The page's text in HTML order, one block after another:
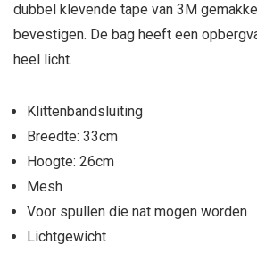
dubbel klevende tape van 3M
bevestigen. De bag heeft een
heel licht.
Klittenbandsluiting
Breedte: 33cm
Hoogte: 26cm
Mesh
Voor spullen die nat mogen worden
Lichtgewicht